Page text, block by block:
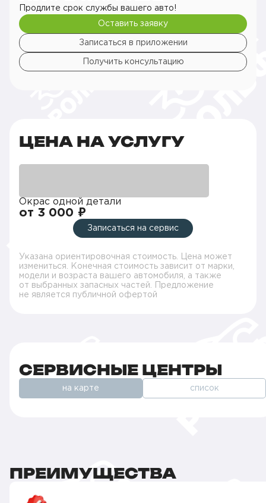
Продлите срок службы вашего авто!
Оставить заявку
Записаться в приложении
Получить консультацию
ЦЕНА НА УСЛУГУ
Окрас одной детали
от 3 000 ₽
Записаться на сервис
Указана ориентировочная стоимость. Цена может
измениться. Конечная стоимость зависит от марки,
модели и возраста вашего автомобиля, а также
от выбранных запасных частей. Предложение
не является публичной офертой
СЕРВИСНЫЕ ЦЕНТРЫ
на карте список
ПРЕИМУЩЕСТВА